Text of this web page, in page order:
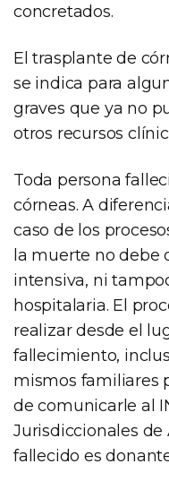
concretados.
El trasplante de
se indica para
graves que ya no
otros recursos
Toda persona
córneas. A
caso de los
la muerte no debe
intensiva, ni
hospitalaria. El
realizar desde el
fallecimiento,
mismos familiares
de comunicarle al
Jurisdiccionales de
fallecido es